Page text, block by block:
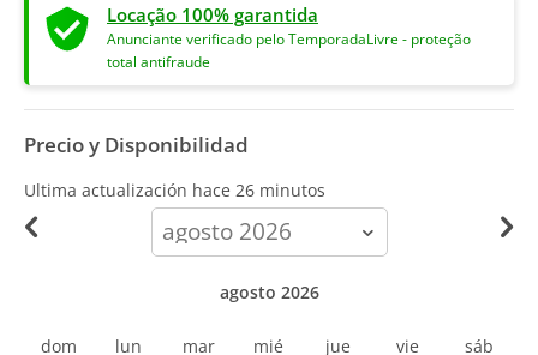
Locação 100% garantida
Anunciante verificado pelo TemporadaLivre - proteção
total antifraude
Precio y Disponibilidad
Ultima actualización hace 26 minutos
calendar-
month
agosto 2026
dom lun mar mié jue vie sáb